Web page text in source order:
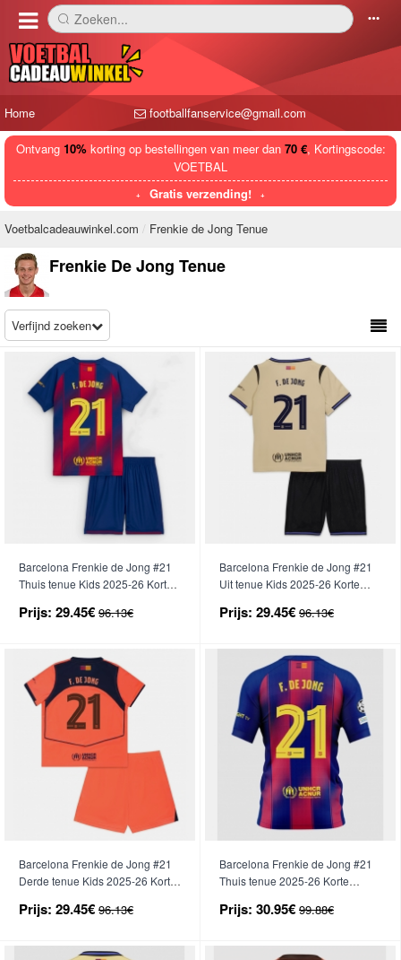
󰅼 Zoeken... 󰄒
Home footballfanservice@gmail.com
Ontvang 10%korting op bestellingen van meer dan 70 €, Kortingscode:
VOETBAL
Gratis verzending!
Voetbalcadeauwinkel.com Frenkie de Jong Tenue
Frenkie De Jong Tenue
Verfijnd zoeken
Barcelona Frenkie de Jong #21
Thuis tenue Kids 2025-26 Korte
Prijs: 29.45€ 96.13€
Barcelona Frenkie de Jong #21
Uit tenue Kids 2025-26 Korte
Prijs: 29.45€ 96.13€
Barcelona Frenkie de Jong #21
Derde tenue Kids 2025-26 Korte
Prijs: 29.45€ 96.13€
Barcelona Frenkie de Jong #21
Thuis tenue 2025-26 Korte
Prijs: 30.95€ 99.88€